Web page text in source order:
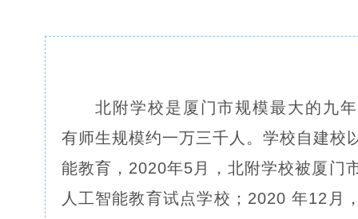
北附学校是厦门市规模最大的九
有师生规模约一万三千人。学校自建校
能教育，2020年5月，北附学校被厦门
人工智能教育试点学校；2020 年12月